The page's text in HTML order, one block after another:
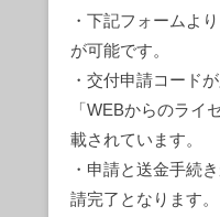
・下記フォームよ
が可能です。
・交付申請コード
「WEBからのライ
載されています。
・申請と送金手続
請完了となります。